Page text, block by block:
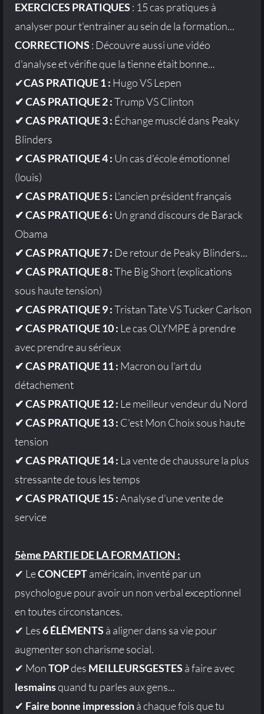
EXERCICES PRATIQUES : 15 cas pratiques à
analyser pour t'entrainer au sein de la formation...
CORRECTIONS : Découvre aussi une vidéo
d'analyse et vérifie que la tienne était bonne...
✔CAS PRATIQUE 1 : Hugo VS Lepen
✔ CAS PRATIQUE 2 :Trump VS Clinton
✔ CAS PRATIQUE 3 : Échange musclé dans Peaky
Blinders
✔ CAS PRATIQUE 4 : Un cas d'école émotionnel
(louis)
✔ CAS PRATIQUE 5 : L'ancien président français
✔ CAS PRATIQUE 6 : Un grand discours de Barack
Obama
✔ CAS PRATIQUE 7 : De retour de Peaky Blinders...
✔ CAS PRATIQUE 8 :The Big Short (explications
sous haute tension)
✔ CAS PRATIQUE 9 :Tristan Tate VS Tucker Carlson
✔ CAS PRATIQUE 10 : Le cas OLYMPE à prendre
avec prendre au sérieux
✔ CAS PRATIQUE 11 : Macron ou l'art du
détachement
✔ CAS PRATIQUE 12 : Le meilleur vendeur du Nord
✔ CAS PRATIQUE 13 : C'est Mon Choix sous haute
tension
✔ CAS PRATIQUE 14 : La vente de chaussure la plus
stressante de tous les temps
✔ CAS PRATIQUE 15 :Analyse d'une vente de
service
5ème PARTIE DE LA FORMATION :
✔ LeCONCEPTaméricain, inventé par un
psychologue pour avoir un non verbal exceptionnel
en toutes circonstances.
✔ Les6 ÉLÉMENTS à aligner dans sa vie pour
augmenter son charisme social.
✔ MonTOPdes MEILLEURSGESTES à faire avec
lesmainsquand tu parles aux gens...
✔ Faire bonne impressionà chaque fois que tu